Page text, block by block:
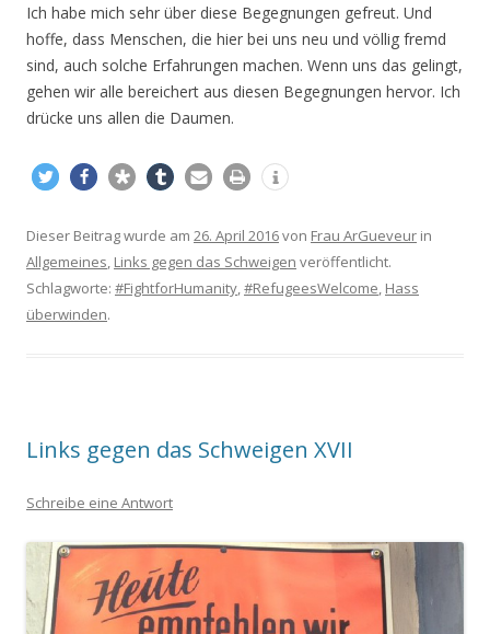
Ich habe mich sehr über diese Begegnungen gefreut. Und
hoffe, dass Menschen, die hier bei uns neu und völlig fremd
sind, auch solche Erfahrungen machen. Wenn uns das gelingt,
gehen wir alle bereichert aus diesen Begegnungen hervor. Ich
drücke uns allen die Daumen.
Dieser Beitrag wurde am 26. April 2016von Frau ArGueveur in
Allgemeines, Links gegen das Schweigen veröffentlicht.
Schlagworte: #FightforHumanity,#RefugeesWelcome, Hass
überwinden.
Links gegen das Schweigen XVII
Schreibe eine Antwort